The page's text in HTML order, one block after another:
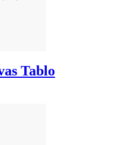
Tablo